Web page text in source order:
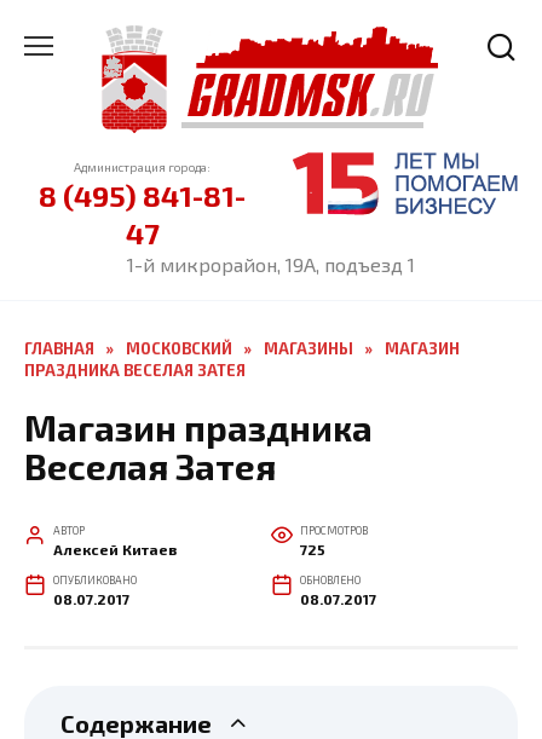
содержанию
Администрация города:
8 (495) 841-81-
47
1-й микрорайон, 19А, подъезд 1
ГЛАВНАЯ » МОСКОВСКИЙ » МАГАЗИНЫ »
МАГАЗИН
ПРАЗДНИКА ВЕСЕЛАЯ ЗАТЕЯ
Магазин праздника
Веселая Затея
АВТОР
Алексей Китаев
ПРОСМОТРОВ
725
ОПУБЛИКОВАНО
08.07.2017
ОБНОВЛЕНО
08.07.2017
Содержание